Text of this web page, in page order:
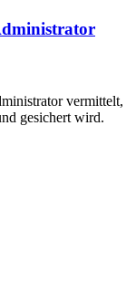
vermittelt,
gesichert wird.